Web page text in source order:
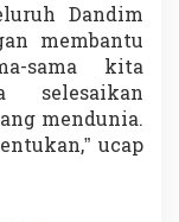
K
p
e
Dandim
membantu
sama kita
selesaikan
mendunia.
ucap